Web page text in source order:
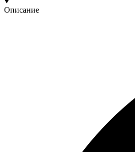
Описание